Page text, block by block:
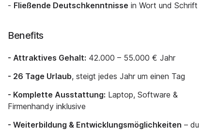
- Fließende Deutschkenntnisse in Wort und Schrift
Benefits
- Attraktives Gehalt: 42.000 – 55.000 € Jahr
- 26 Tage Urlaub, steigt jedes Jahr um einen Tag
- Komplette Ausstattung: Laptop, Software &
Firmenhandy inklusive
- Weiterbildung & Entwicklungsmöglichkeiten – du